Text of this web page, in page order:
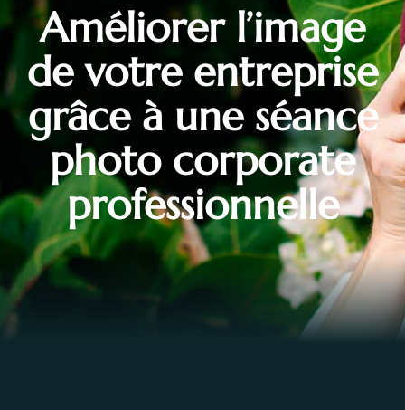
Améliorer l’image
de votre entreprise
grâce à une séance
photo corporate
professionnelle